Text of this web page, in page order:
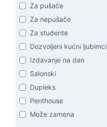
Za pušače
Za nepušače
Za studente
Dozvoljeni kućni ljubimci
Izdavanje na dan
Salonski
Dupleks
Penthouse
Može zamena